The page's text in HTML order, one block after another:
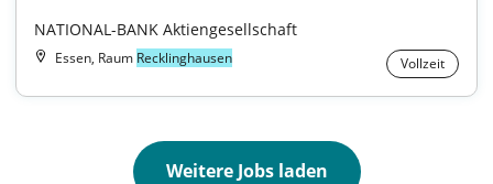
NATIONAL-BANK Aktiengesellschaft
Essen, Raum Recklinghausen Vollzeit
Weitere Jobs laden